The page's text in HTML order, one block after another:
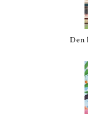
Den